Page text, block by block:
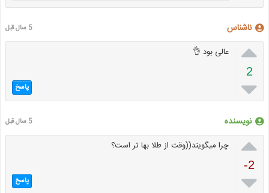
ناشناس 5 سال قبل

2

عالی بود 👌
پاسخ
نویسنده 5 سال قبل

-2

چرا میگویند((وقت از طلا بها تر است؟
پاسخ